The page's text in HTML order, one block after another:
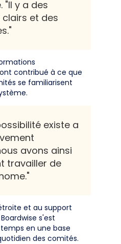
"Il y a des
et des
contribué à ce que
se familiarisent
existe a
avons ainsi
travailler de
et au support
s'est
en une base
des comités.